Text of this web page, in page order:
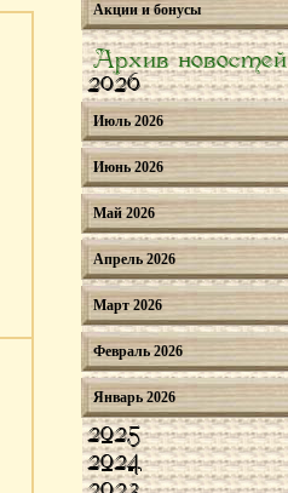
Акции и бонусы
Архив новостей
2026
Июль 2026
Июнь 2026
Май 2026
Апрель 2026
Март 2026
Февраль 2026
Январь 2026
2025
2024